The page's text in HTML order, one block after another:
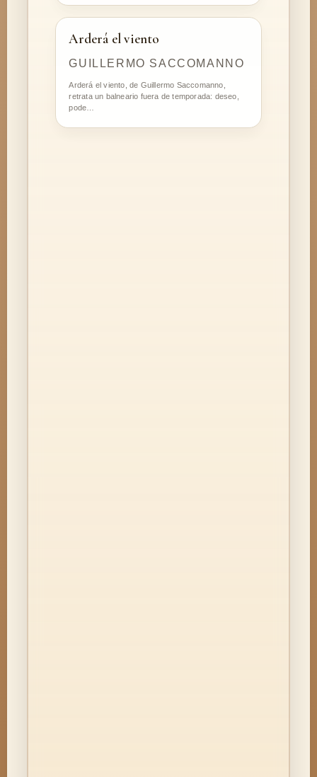
Arderá el viento
GUILLERMO SACCOMANNO
Arderá el viento, de Guillermo Saccomanno,
retrata un balneario fuera de temporada: deseo,
pode…